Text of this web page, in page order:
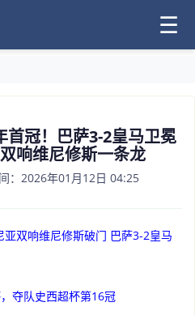
☰
首冠！巴萨3-2皇马卫冕
响维尼修斯一条龙
2026年01月12日 04:25
双响维尼修斯破门 巴萨3-2皇马
夺队史西超杯第16冠